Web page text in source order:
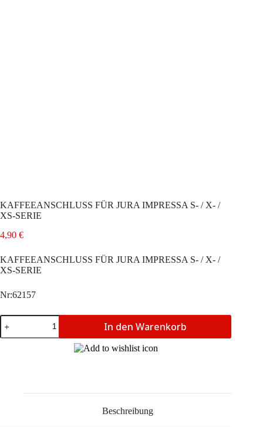
KAFFEEANSCHLUSS FÜR JURA IMPRESSA S- / X- /
XS-SERIE
4,90 €
KAFFEEANSCHLUSS FÜR JURA IMPRESSA S- / X- /
XS-SERIE
Nr:62157
KAFFEEANSCHLUSS
FÜR
JURA
In den Warenkorb
Beschreibung